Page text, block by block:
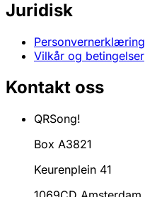
Juridisk
Personvernerklæring
Vilkår og betingelser
Kontakt oss
QRSong!
Box A3821
Keurenplein 41